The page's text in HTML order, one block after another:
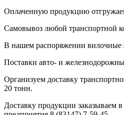
Оплаченную продукцию
Самовывоз любой транспортной
В нашем распоряжении вилочные
Поставки авто- и
Организуем доставку
20 тонн.
Доставку продукции заказываем в